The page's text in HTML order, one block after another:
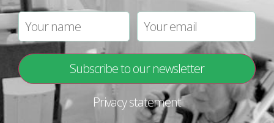
Privacy statement